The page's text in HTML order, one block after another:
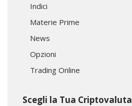
Indici
Materie Prime
News
Opzioni
Trading Online
Scegli la Tua Criptovaluta